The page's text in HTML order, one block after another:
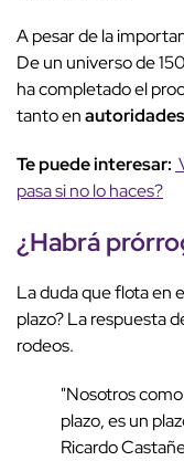
A pesar de la
De un universo de
ha completado el
tanto enautoridades
Te puede interesar:
pasa si no lo haces?
¿Habrá
La duda que flota en
plazo? La respuesta
rodeos.
"Nosotros
plazo, es un
Ricardo